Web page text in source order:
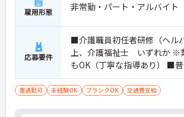
雇用形態 非常勤・パート・アルバイト
応募要件
■介護職員初任者研修（ヘル
上、介護福祉士 いずれか ※
もOK（丁寧な指導あり） ■
免許（AT限定可）：あれば尚
車通勤可 未経験OK ブランクOK 交通費支給